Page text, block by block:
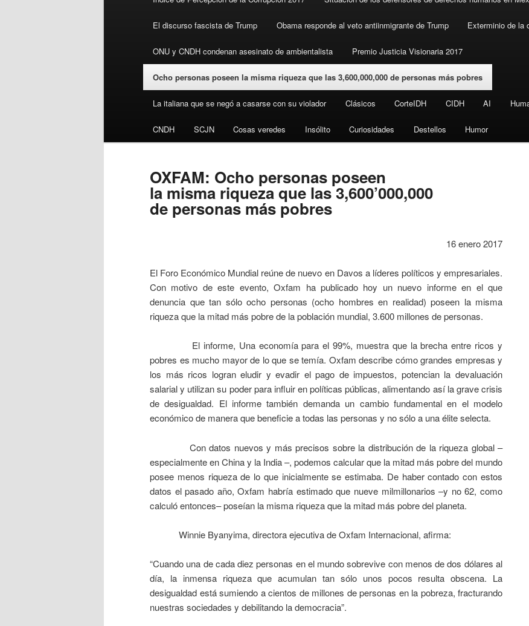
El discurso fascista de Trump Obama responde al veto antiinmigrante de Trump Exterminio de la
ONU y CNDH condenan asesinato de ambientalista Premio Justicia Visionaria 2017
Ocho personas poseen la misma riqueza que las 3,600,000,000 de personas más pobres
La italiana que se negó a casarse con su violador Clásicos CorteIDH CIDH AI
CNDH SCJN Cosas veredes Insólito Curiosidades Destellos Humor
OXFAM: Ocho personas poseen
la misma riqueza que las 3,600’000,000
de personas más pobres
16 enero 2017
El Foro Económico Mundial reúne de nuevo en Davos a líderes políticos y empresariales.
Con motivo de este evento, Oxfam ha publicado hoy un nuevo informe en el que
denuncia que tan sólo ocho personas (ocho hombres en realidad) poseen la misma
riqueza que la mitad más pobre de la población mundial, 3.600 millones de personas.
El informe, Una economía para el 99%, muestra que la brecha entre ricos y
pobres es mucho mayor de lo que se temía. Oxfam describe cómo grandes empresas y
los más ricos logran eludir y evadir el pago de impuestos, potencian la devaluación
salarial y utilizan su poder para influir en políticas públicas, alimentando así la grave crisis
de desigualdad. El informe también demanda un cambio fundamental en el modelo
económico de manera que beneficie a todas las personas y no sólo a una élite selecta.
Con datos nuevos y más precisos sobre la distribución de la riqueza global –
especialmente en China y la India –, podemos calcular que la mitad más pobre del mundo
posee menos riqueza de lo que inicialmente se estimaba. De haber contado con estos
datos el pasado año, Oxfam habría estimado que nueve milmillonarios –y no 62, como
calculó entonces– poseían la misma riqueza que la mitad más pobre del planeta.
Winnie Byanyima, directora ejecutiva de Oxfam Internacional, afirma:
“Cuando una de cada diez personas en el mundo sobrevive con menos de dos dólares al
día, la inmensa riqueza que acumulan tan sólo unos pocos resulta obscena. La
desigualdad está sumiendo a cientos de millones de personas en la pobreza, fracturando
nuestras sociedades y debilitando la democracia”.